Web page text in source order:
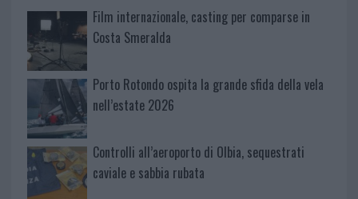
Film internazionale, casting per comparse in
Costa Smeralda
Porto Rotondo ospita la grande sfida della vela
nell’estate 2026
Controlli all’aeroporto di Olbia, sequestrati
caviale e sabbia rubata